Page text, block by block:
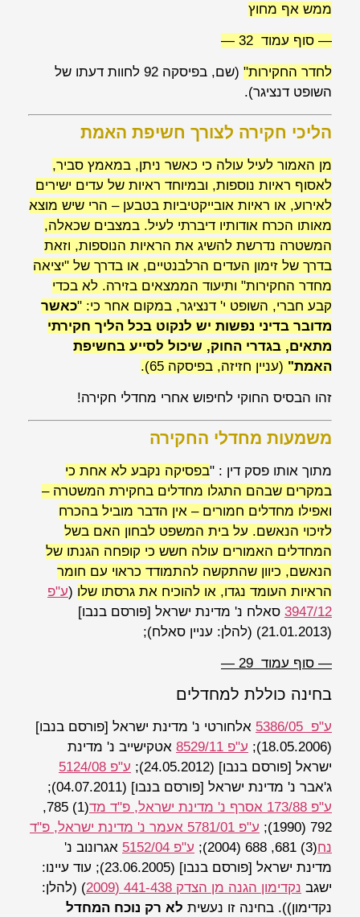
ממש אף מחוץ
— סוף עמוד 32 —
לחדר החקירות" (שם
, בפיסקה 92 לחוות דעתו של
השופט דנציגר).
הליכי חקירה לצורך חשיפת האמת
מן האמור לעיל עולה כי כאשר ניתן, במאמץ סביר,
לאסוף ראיות נוספות, ובמיוחד ראיות של עדים ישירים
לאירוע, או ראיות אובייקטיביות בטבען – הרי שיש מוצא
מאותו הכרח אודותיו דיברתי לעיל. במצבים שכאלה,
המשטרה נדרשת להשיג את הראיות הנוספות, וזאת
בדרך של זימון העדים הרלבנטיים, או בדרך של "יציאה
מחדר החקירות" ותיעוד הממצאים בזירה. לא בכדי
קבע חברי, השופט י' דנציגר, במקום אחר כי: "כאשר
מדובר בדיני נפשות יש לנקוט בכל הליך חקירתי
מתאים, בגדרי החוק, שיכול לסייע בחשיפת
האמת" (עניין חזיזה, בפיסקה 65).
זהו הבסיס החוקי לחיפוש אחרי מחדלי חקירה!
משמעות מחדלי החקירה
מתוך אותו פסק דין : "בפסיקה נקבע לא אחת כי
במקרים שבהם התגלו מחדלים בחקירת המשטרה –
ואפילו מחדלים חמורים – אין הדבר מוביל בהכרח
לזיכוי הנאשם. על בית המשפט לבחון האם בשל
המחדלים האמורים עולה חשש כי קופחה הגנתו של
הנאשם, כיוון שהתקשה להתמודד כראוי עם חומר
הראיות העומד נגדו, או להוכיח את גרסתו שלו (ע"פ
3947/12 סאלח נ' מדינת ישראל [פורסם בנבו]
(21.01.2013) (להלן:
עניין סאלח);
— סוף עמוד 29 —
בחינה כוללת למחדלים
ע"פ 5386/05 אלחורטי נ' מדינת ישראל [פורסם בנבו]
(18.05.2006);
ע"פ 8529/11
אטקישייב נ' מדינת
ישראל [פורסם בנבו] (24.05.2012);
ע"פ 5124/08
ג'אבר נ' מדינת ישראל [פורסם בנבו] (04.07.2011);
ע"פ 173/88 אסרף נ' מדינת ישראל, פ"ד מד
(1) 785,
792 (1990);
ע"פ 5781/01 אעמר נ' מדינת ישראל, פ"ד
נח(3) 681, 688 (2004); ע"פ 5152/04
אגרונוב נ'
מדינת ישראל [פורסם בנבו]
(23.06.2005); עוד עיינו:
ישגב נקדימון הגנה מן הצדק 441-438 (2009
) (להלן:
נקדימון)). בחינה זו נעשית לא רק נוכח המחדל